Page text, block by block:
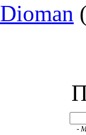
Dioman
-